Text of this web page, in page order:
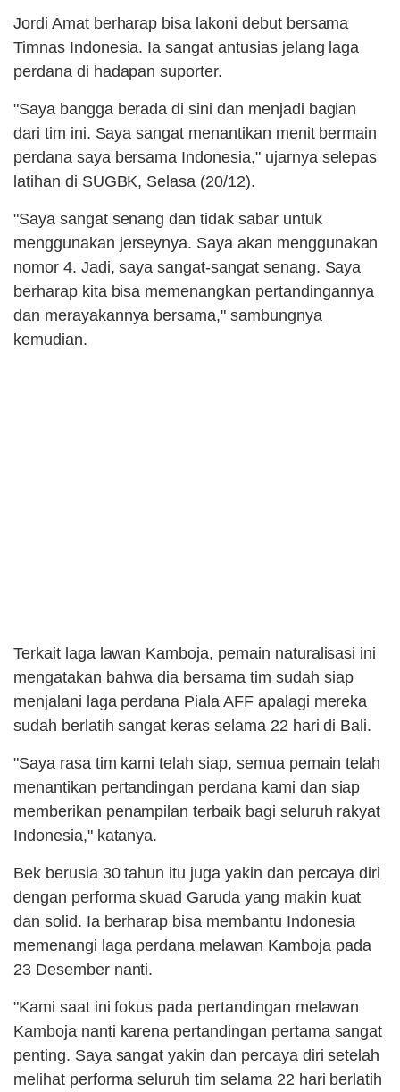
Jordi Amat berharap bisa lakoni debut bersama
Timnas Indonesia. Ia sangat antusias jelang laga
perdana di hadapan suporter.
"Saya bangga berada di sini dan menjadi bagian
dari tim ini. Saya sangat menantikan menit bermain
perdana saya bersama Indonesia," ujarnya selepas
latihan di SUGBK, Selasa (20/12).
"Saya sangat senang dan tidak sabar untuk
menggunakan jerseynya. Saya akan menggunakan
nomor 4. Jadi, saya sangat-sangat senang. Saya
berharap kita bisa memenangkan pertandingannya
dan merayakannya bersama," sambungnya
kemudian.
Terkait laga lawan Kamboja, pemain naturalisasi ini
mengatakan bahwa dia bersama tim sudah siap
menjalani laga perdana Piala AFF apalagi mereka
sudah berlatih sangat keras selama 22 hari di Bali.
"Saya rasa tim kami telah siap, semua pemain telah
menantikan pertandingan perdana kami dan siap
memberikan penampilan terbaik bagi seluruh rakyat
Indonesia," katanya.
Bek berusia 30 tahun itu juga yakin dan percaya diri
dengan performa skuad Garuda yang makin kuat
dan solid. Ia berharap bisa membantu Indonesia
memenangi laga perdana melawan Kamboja pada
23 Desember nanti.
"Kami saat ini fokus pada pertandingan melawan
Kamboja nanti karena pertandingan pertama sangat
penting. Saya sangat yakin dan percaya diri setelah
melihat performa seluruh tim selama 22 hari berlatih